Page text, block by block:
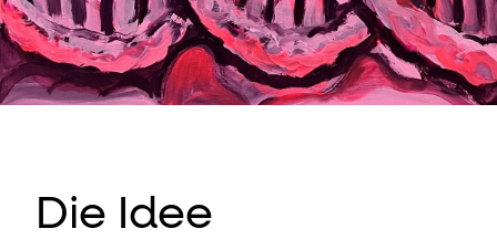
Die Idee